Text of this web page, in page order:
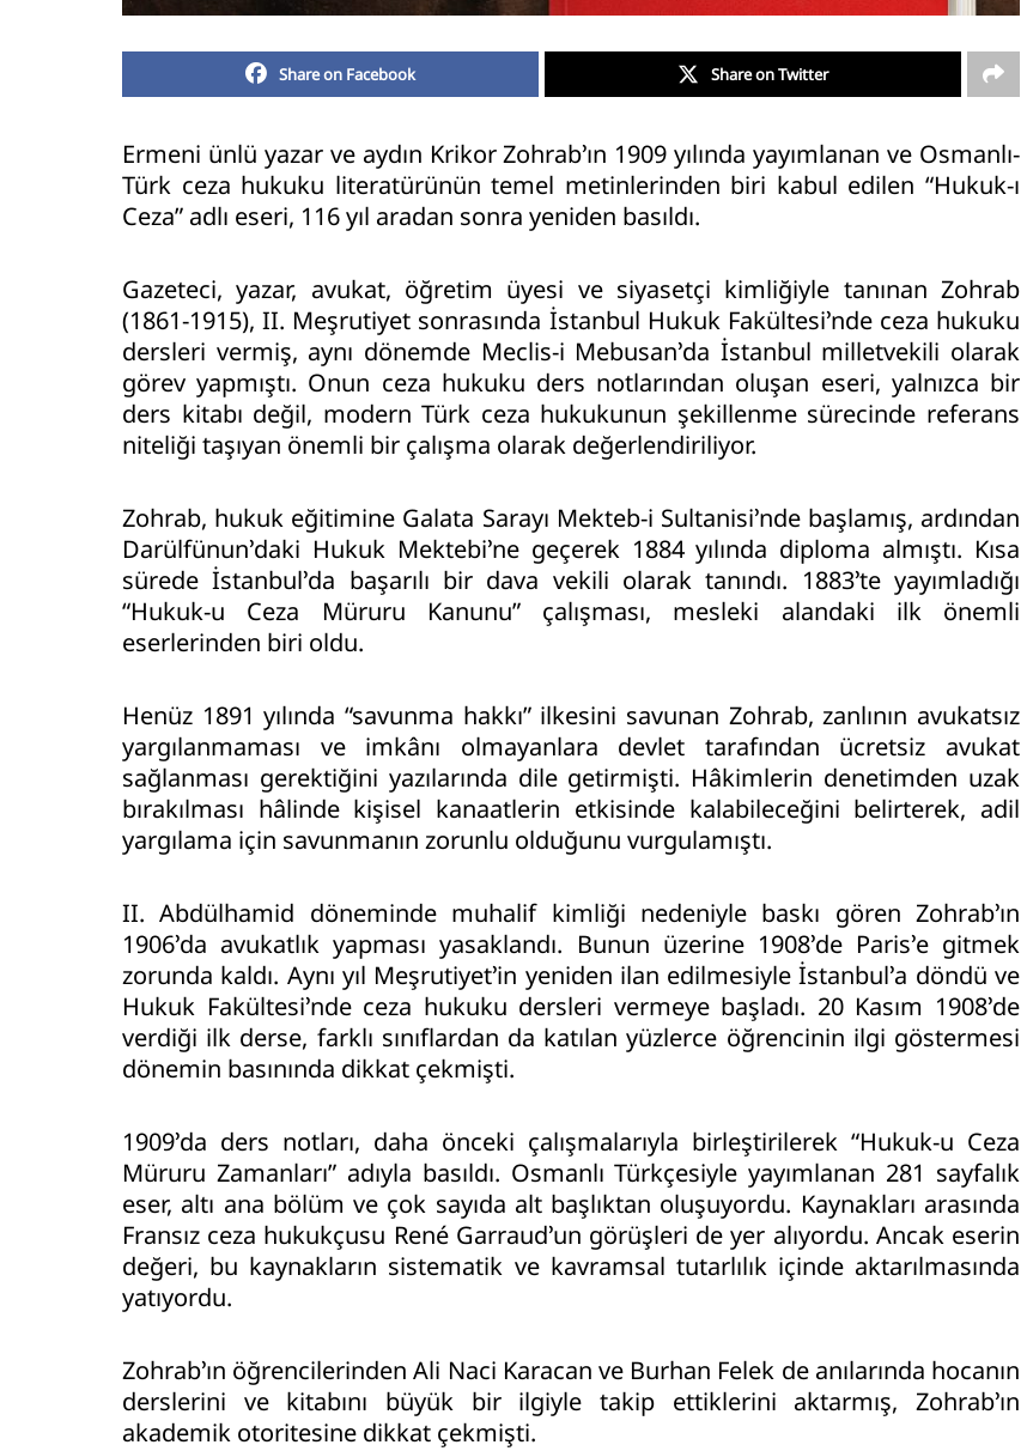
Share on Facebook Share on Twitter
Ermeni ünlü yazar ve aydın Krikor Zohrab’ın 1909 yılında yayımlanan ve Osmanlı-
Türk ceza hukuku literatürünün temel metinlerinden biri kabul edilen “Hukuk-ı
Ceza” adlı eseri, 116 yıl aradan sonra yeniden basıldı.
Gazeteci, yazar, avukat, öğretim üyesi ve siyasetçi kimliğiyle tanınan Zohrab
(1861-1915), II. Meşrutiyet sonrasında İstanbul Hukuk Fakültesi’nde ceza hukuku
dersleri vermiş, aynı dönemde Meclis-i Mebusan’da İstanbul milletvekili olarak
görev yapmıştı. Onun ceza hukuku ders notlarından oluşan eseri, yalnızca bir
ders kitabı değil, modern Türk ceza hukukunun şekillenme sürecinde referans
niteliği taşıyan önemli bir çalışma olarak değerlendiriliyor.
Zohrab, hukuk eğitimine Galata Sarayı Mekteb-i Sultanisi’nde başlamış, ardından
Darülfünun’daki Hukuk Mektebi’ne geçerek 1884 yılında diploma almıştı. Kısa
sürede İstanbul’da başarılı bir dava vekili olarak tanındı. 1883’te yayımladığı
“Hukuk-u Ceza Müruru Kanunu” çalışması, mesleki alandaki ilk önemli
eserlerinden biri oldu.
Henüz 1891 yılında “savunma hakkı” ilkesini savunan Zohrab, zanlının avukatsız
yargılanmaması ve imkânı olmayanlara devlet tarafından ücretsiz avukat
sağlanması gerektiğini yazılarında dile getirmişti. Hâkimlerin denetimden uzak
bırakılması hâlinde kişisel kanaatlerin etkisinde kalabileceğini belirterek, adil
yargılama için savunmanın zorunlu olduğunu vurgulamıştı.
II. Abdülhamid döneminde muhalif kimliği nedeniyle baskı gören Zohrab’ın
1906’da avukatlık yapması yasaklandı. Bunun üzerine 1908’de Paris’e gitmek
zorunda kaldı. Aynı yıl Meşrutiyet’in yeniden ilan edilmesiyle İstanbul’a döndü ve
Hukuk Fakültesi’nde ceza hukuku dersleri vermeye başladı. 20 Kasım 1908’de
verdiği ilk derse, farklı sınıflardan da katılan yüzlerce öğrencinin ilgi göstermesi
dönemin basınında dikkat çekmişti.
1909’da ders notları, daha önceki çalışmalarıyla birleştirilerek “Hukuk-u Ceza
Müruru Zamanları” adıyla basıldı. Osmanlı Türkçesiyle yayımlanan 281 sayfalık
eser, altı ana bölüm ve çok sayıda alt başlıktan oluşuyordu. Kaynakları arasında
Fransız ceza hukukçusu René Garraud’un görüşleri de yer alıyordu. Ancak eserin
değeri, bu kaynakların sistematik ve kavramsal tutarlılık içinde aktarılmasında
yatıyordu.
Zohrab’ın öğrencilerinden Ali Naci Karacan ve Burhan Felek de anılarında hocanın
derslerini ve kitabını büyük bir ilgiyle takip ettiklerini aktarmış, Zohrab’ın
akademik otoritesine dikkat çekmişti.